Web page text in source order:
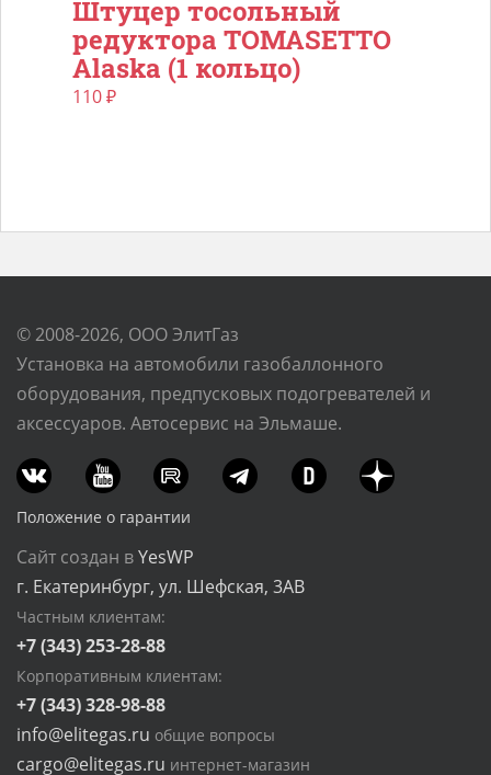
Штуцер тосольный
редуктора TOMASETTO
Alaska (1 кольцо)
110₽
© 2008-2026, ООО ЭлитГаз
Установка на автомобили газобаллонного
оборудования, предпусковых подогревателей и
аксессуаров. Автосервис на Эльмаше.
Положение о гарантии
Сайт создан вYesWP
г. Екатеринбург, ул. Шефская, 3АВ
Частным клиентам:
+7 (343) 253-28-88
Корпоративным клиентам:
+7 (343) 328-98-88
info@elitegas.ru общие вопросы
cargo@elitegas.ru интернет-магазин